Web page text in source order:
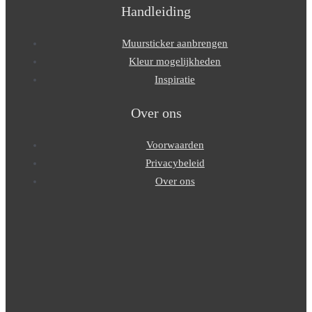
Handleiding
Muursticker aanbrengen
Kleur mogelijkheden
Inspiratie
Over ons
Voorwaarden
Privacybeleid
Over ons